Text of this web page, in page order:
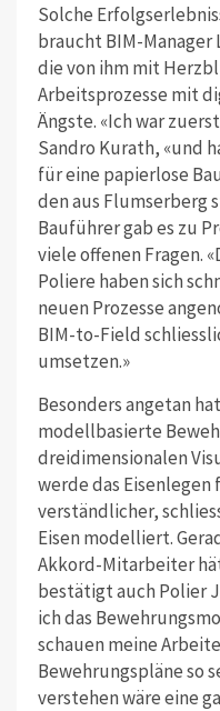
Solche
braucht BIM-Manager
die von ihm mit
Arbeitsprozesse mit
Ängste. «Ich war
Sandro Kurath, «und
für eine papierlose
den aus Flumserberg
Bauführer gab es zu
viele offenen Fragen.
Poliere haben sich
neuen Prozesse
BIM-to-Field
umsetzen.»
Besonders angetan
modellbasierte
dreidimensionalen
werde das
verständlicher,
Eisen modelliert.
Akkord-Mitarbeiter
bestätigt auch Polier
ich das
schauen meine
Bewehrungspläne so
verstehen wäre eine